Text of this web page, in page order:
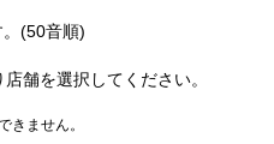
(50音順)
舗を選択してください。
きません。